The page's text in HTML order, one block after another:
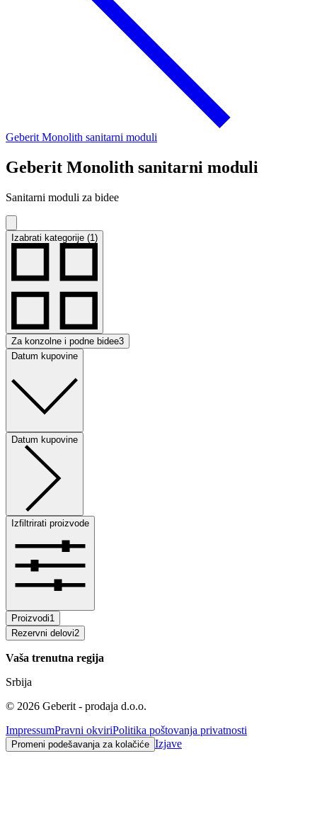
Geberit Monolith sanitarni moduli
Geberit Monolith sanitarni moduli
Sanitarni moduli za bidee
Izabrati kategorije (1)
Za konzolne i podne bidee3
Datum kupovine
Datum kupovine
Izfiltrirati proizvode
Proizvodi1
Rezervni delovi2
Vaša trenutna regija
Srbija
© 2026 Geberit - prodaja d.o.o.
ImpressumPravni okviriPolitika poštovanja privatnosti
Promeni podešavanja za kolačiće Izjave